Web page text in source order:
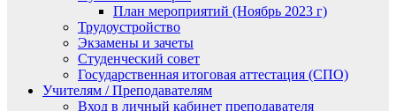
План мероприятий (Ноябрь 2023 г)
Трудоустройство
Экзамены и зачеты
Студенческий совет
Государственная итоговая аттестация (СПО)
Учителям / Преподавателям
Вход в личный кабинет преподавателя